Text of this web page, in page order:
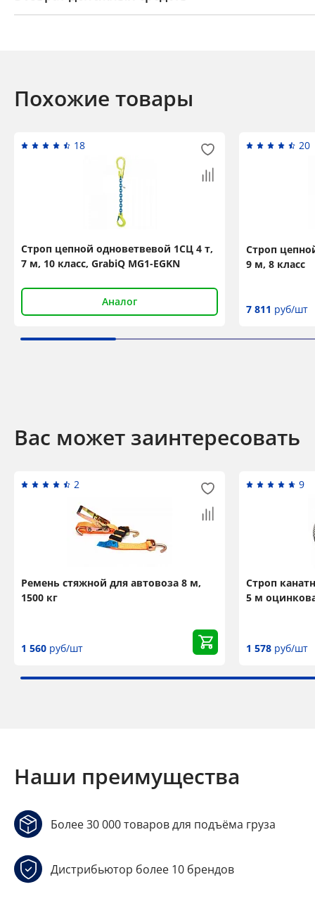
Похожие товары
18
Строп цепной одноветвевой 1СЦ 4 т,
7 м, 10 класс, GrabiQ MG1-EGKN
Аналог
20
Строп
9 м, 8 класс
7 811 руб/шт
Вас может заинтересовать
2
Ремень стяжной для автовоза 8 м,
1500 кг
1 560 руб/шт
9
Строп
5 м
1 578 руб/шт
Наши преимущества
Более 30 000 товаров для подъёма груза
Дистрибьютор более 10 брендов